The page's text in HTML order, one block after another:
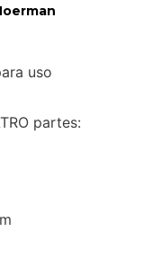
uso
partes: